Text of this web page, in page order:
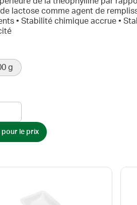
lactose comme agent de
• Stabilité chimique accrue •
g
le prix